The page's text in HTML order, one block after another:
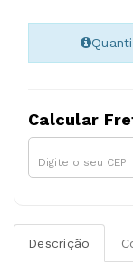
Calcular
Descrição